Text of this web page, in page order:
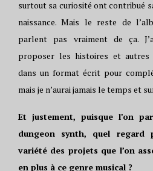
surtout sa curiosité ont contribué
naissance. Mais le reste de
parlent pas vraiment de ça.
proposer les histoires et autres
dans un format écrit pour
mais je n’aurai jamais le temps et
Et justement, puisque l’on
dungeon synth, quel regard
variété des projets que l’on
en plus à ce genre musical ?